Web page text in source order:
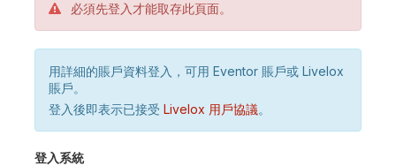
必須先登入才能取存此頁面。
用詳細的賬戶資料登入，可用 Eventor 賬戶或 Livelox
賬戶。
登入後即表示已接受 Livelox 用戶協議。
登入系統